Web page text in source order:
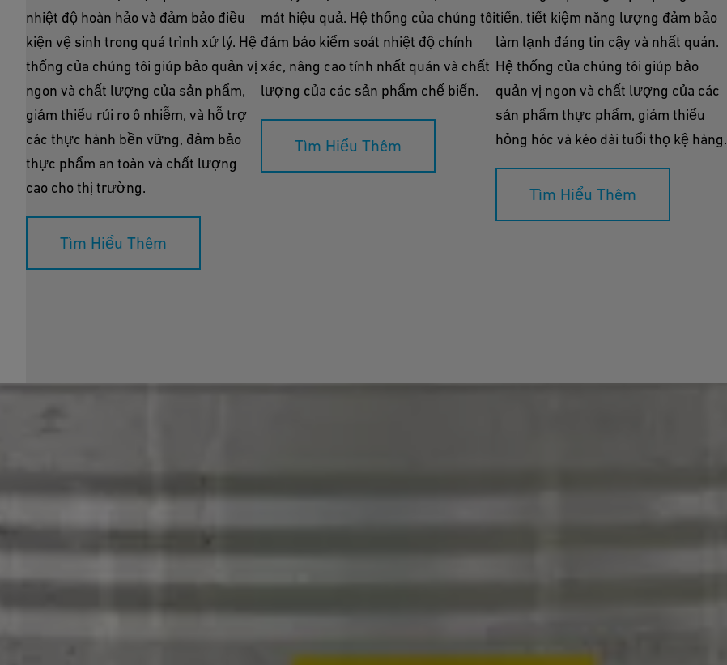
nhiệt độ hoàn hảo và đảm bảo điều
kiện vệ sinh trong quá trình xử lý. Hệ
thống của chúng tôi giúp bảo quản vị
ngon và chất lượng của sản phẩm,
giảm thiểu rủi ro ô nhiễm, và hỗ trợ
các thực hành bền vững, đảm bảo
thực phẩm an toàn và chất lượng
cao cho thị trường.
Tìm Hiểu Thêm
mát hiệu quả. Hệ thống của chúng tôi
đảm bảo kiểm soát nhiệt độ chính
xác, nâng cao tính nhất quán và chất
lượng của các sản phẩm chế biến.
Tìm Hiểu Thêm
tiến, tiết kiệm năng lượng đảm bảo
làm lạnh đáng tin cậy và nhất quán.
Hệ thống của chúng tôi giúp bảo
quản vị ngon và chất lượng của các
sản phẩm thực phẩm, giảm thiểu
hỏng hóc và kéo dài tuổi thọ kệ hàng.
Tìm Hiểu Thêm